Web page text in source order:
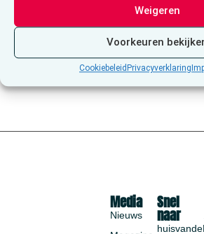
Weigeren
Voorkeuren
Cookiebeleid Privacyverklaring
Abonneer op kalender
Snel
naar
Media
Nieuws